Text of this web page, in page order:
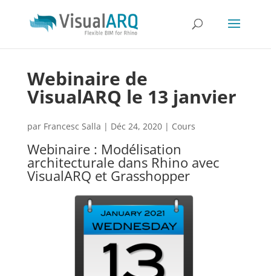
Webinaire de
VisualARQ le 13 janvier
par Francesc Salla | Déc 24, 2020| Cours
Webinaire : Modélisation
architecturale dans Rhino avec
VisualARQ et Grasshopper